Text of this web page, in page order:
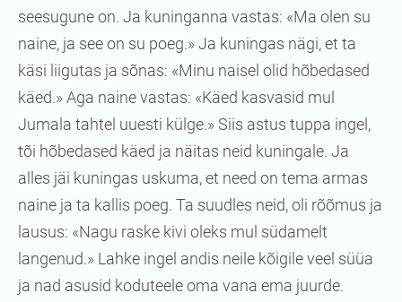
seesugune on. Ja kuninganna vastas: «Ma olen su
naine, ja see on su poeg.» Ja kuningas nägi, et ta
käsi liigutas ja sõnas: «Minu naisel olid hõbedased
käed.» Aga naine vastas: «Käed kasvasid mul
Jumala tahtel uuesti külge.» Siis astus tuppa ingel,
tõi hõbedased käed ja näitas neid kuningale. Ja
alles jäi kuningas uskuma, et need on tema armas
naine ja ta kallis poeg. Ta suudles neid, oli rõõmus ja
lausus: «Nagu raske kivi oleks mul südamelt
langenud.» Lahke ingel andis neile kõigile veel süüa
ja nad asusid koduteele oma vana ema juurde.